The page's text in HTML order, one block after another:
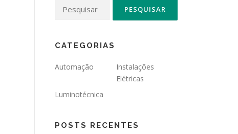
por:
CATEGORIAS
Automação
Instalações
Elétricas
Luminotécnica
POSTS RECENTES